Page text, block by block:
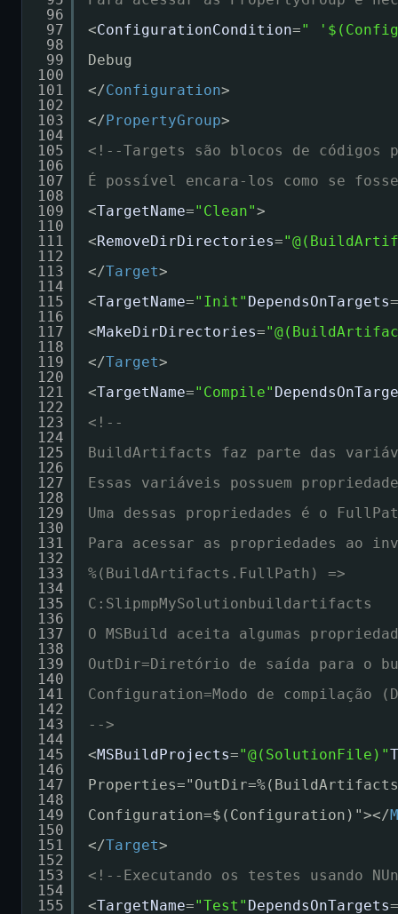
96
97
98
99
100
101
102
103
104
105
106
107
108
109
110
111
112
113
114
115
116
117
118
119
120
121
122
123
124
125
126
127
128
129
130
131
132
133
134
135
136
137
138
139
140
141
142
143
144
145
146
147
148
149
150
151
152
153
154
155
<ConfigurationCondition="
Debug
</Configuration>
</PropertyGroup>
<!--Targets são blocos de códigos
É possível encara-los como se
<TargetName="Clean">
<RemoveDirDirectories=
</Target>
<TargetName="Init" DependsOnTargets
<MakeDirDirectories=
</Target>
<TargetName="Compile"
<!--
BuildArtifacts faz parte das
Essas variáveis possuem
Uma dessas propriedades é o
Para acessar as propriedades ao
%(BuildArtifacts.FullPath) =>
C:SlipmpMySolutionbuildartifacts
O MSBuild aceita algumas
OutDir=Diretório de saída para o
Configuration=Modo de compilação
-->
<MSBuildProjects="@(SolutionFile)"
Configuration=$(Configuration)"></
</Target>
<!--Executando os testes usando
<TargetName="Test" DependsOnTargets